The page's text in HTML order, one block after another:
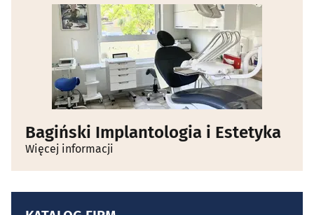
Bagiński Implantologia i Estetyka
Więcej informacji